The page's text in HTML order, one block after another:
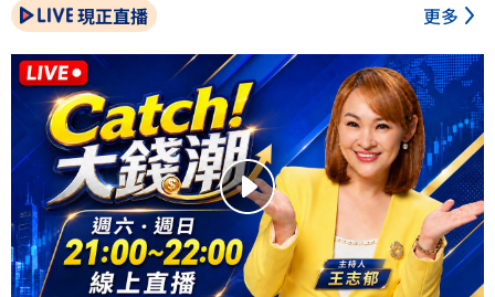
現正直播 更多